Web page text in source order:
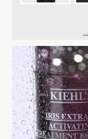
KIEHL’S